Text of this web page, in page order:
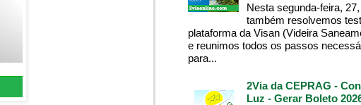
Nesta segunda-feira,
também resolvemos
plataforma da Visan (Videira
e reunimos todos os passos
para...
2Via da CEPRAG -
Luz - Gerar Boleto